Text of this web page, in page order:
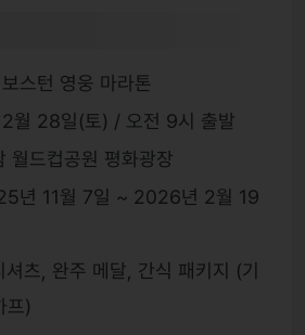
스턴 영웅 마라톤
월 28일(토) / 오전 9시 출발
월드컵공원 평화광장
년 11월 7일 ~ 2026년 2월 19
셔츠, 완주 메달, 간식 패키지 (기
프)